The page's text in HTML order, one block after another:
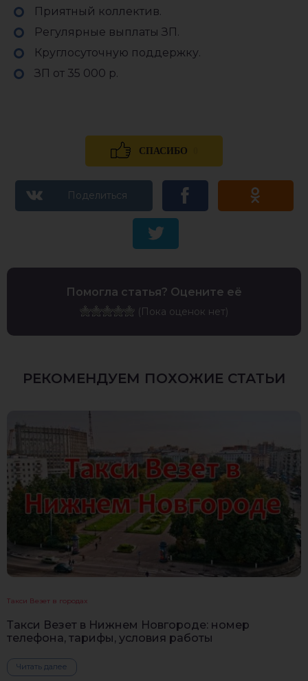
Приятный коллектив.
Регулярные выплаты ЗП.
Круглосуточную поддержку.
ЗП от 35 000 р.
СПАСИБО
Помогла статья? Оцените её
(Пока оценок нет)
РЕКОМЕНДУЕМ ПОХОЖИЕ СТАТЬИ
Такси Везет в городах
Такси Везет в Нижнем Новгороде: номер
телефона, тарифы, условия работы
Читать далее